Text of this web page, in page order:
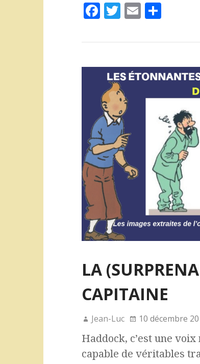
F
c
b
o
o
k
T
it
r
E
ai
P
rt
g
LA
CAPITAINE
Jean-Luc 10 décembre
Haddock, c’est une
capable de véritables